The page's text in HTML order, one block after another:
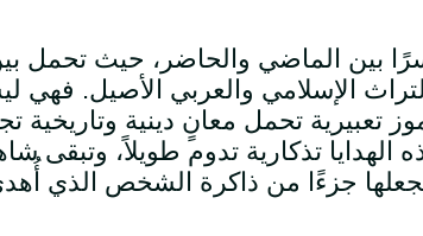
بين الماضي والحاضر، حيث تحمل بين
الإسلامي والعربي الأصيل. فهي
تعبيرية تحمل معانٍ دينية وتاريخية
الهدايا تذكارية تدوم طويلاً، وتبقى
يجعلها جزءًا من ذاكرة الشخص الذي